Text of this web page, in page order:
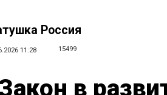
Россия
11:28 15499
в